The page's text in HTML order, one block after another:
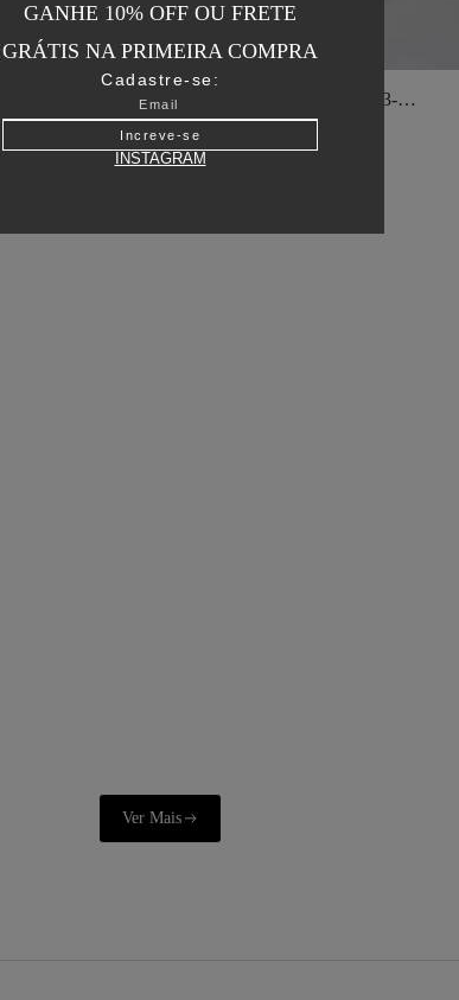
Jaqueta Matelasse Capuz - I23-
Verde Oliva
R$ 2.895
ou6x deR$ 241,25
GANHE 10% OFF OU FRETE
GRÁTIS NA PRIMEIRA COMPRA
Cadastre-se:
Increve-se
INSTAGRAM